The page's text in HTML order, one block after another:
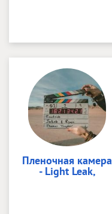
Пленочная камера
- Light Leak,